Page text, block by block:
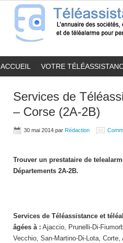
ACCUEIL VOTRE
Services de
– Corse (2A-2B)
30 mai 2014 par Rédaction
Trouver un prestataire de
Départements 2A-2B.
Services de Téléassistance et
âgées à : Ajaccio, Prunelli-Di-
Vecchio, San-Martino-Di-Lota,